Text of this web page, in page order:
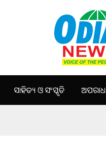
ସାହିତ୍ୟ ଓ ସଂସ୍କୃତି ଅପରାଧ